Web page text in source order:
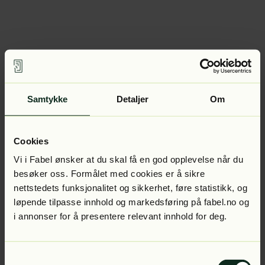
Samtykke Detaljer Om
Cookies
Vi i Fabel ønsker at du skal få en god opplevelse når du
besøker oss. Formålet med cookies er å sikre
nettstedets funksjonalitet og sikkerhet, føre statistikk, og
løpende tilpasse innhold og markedsføring på fabel.no og
i annonser for å presentere relevant innhold for deg.